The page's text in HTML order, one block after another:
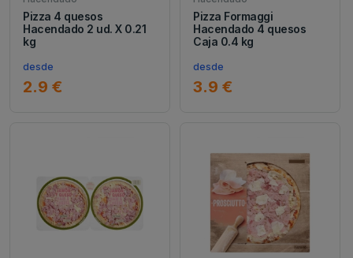
Pizza 4 quesos
Hacendado 2 ud. X 0.21
kg
desde
2.9 €
Pizza Formaggi
Hacendado 4 quesos
Caja 0.4 kg
desde
3.9 €